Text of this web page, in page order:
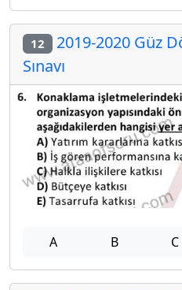
12 2019-2020 Güz
Sınavı
A B C